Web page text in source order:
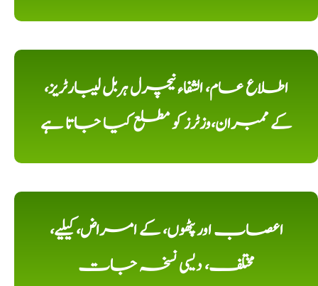
اطلاع عام، الشفاء نیچرل ہربل لیبارٹریز،
کے ممبران،وزٹرز کو مطلع کیا جاتا ہے
اعصاب اور پٹھوں، کے امراض، کیلیے،
مختلف، دیسی نسخہ جات